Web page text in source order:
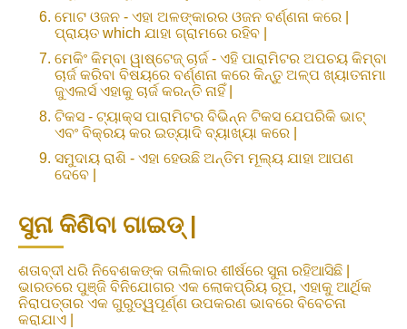
ମୋଟ ଓଜନ - ଏହା ଅଳଙ୍କାରର ଓଜନ ବର୍ଣ୍ଣନା କରେ |
ପ୍ରାୟତ which ଯାହା ଗ୍ରାମରେ ରହିବ |
ମେକିଂ କିମ୍ବା ୱାଷ୍ଟେଜ୍ ଚାର୍ଜ - ଏହି ପାରାମିଟର ଅପଚୟ କିମ୍ବା
ଚାର୍ଜ କରିବା ବିଷୟରେ ବର୍ଣ୍ଣନା କରେ କିନ୍ତୁ ଅଳ୍ପ ଖ୍ୟାତନାମା
ଜୁଏଲର୍ସ ଏହାକୁ ଚାର୍ଜ କରନ୍ତି ନାହିଁ |
ଟିକସ - ଟ୍ୟାକ୍ସ ପାରାମିଟର ବିଭିନ୍ନ ଟିକସ ଯେପରିକି ଭାଟ୍
ଏବଂ ବିକ୍ରୟ କର ଇତ୍ୟାଦି ବ୍ୟାଖ୍ୟା କରେ |
ସମୁଦାୟ ରାଶି - ଏହା ହେଉଛି ଅନ୍ତିମ ମୂଲ୍ୟ ଯାହା ଆପଣ
ଦେବେ |
ସୁନା କିଣିବା ଗାଇଡ୍ |
ଶତାବ୍ଦୀ ଧରି ନିବେଶକଙ୍କ ତାଲିକାର ଶୀର୍ଷରେ ସୁନା ରହିଆସିଛି |
ଭାରତରେ ପୁଞ୍ଜି ବିନିଯୋଗର ଏକ ଲୋକପ୍ରିୟ ରୂପ, ଏହାକୁ ଆର୍ଥିକ
ନିରାପତ୍ତାର ଏକ ଗୁରୁତ୍ୱପୂର୍ଣ୍ଣ ଉପକରଣ ଭାବରେ ବିବେଚନା
କରାଯାଏ |